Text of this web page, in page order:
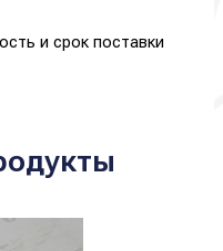
и срок поставки